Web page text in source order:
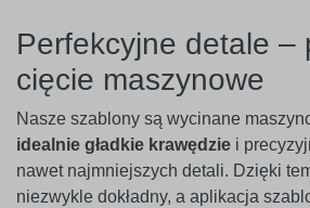
Perfekcyjne detale –
cięcie maszynowe
Nasze szablony są wycinane
idealnie gładkie krawędzie i
nawet najmniejszych detali. Dzięki
niezwykle dokładny, a aplikacja